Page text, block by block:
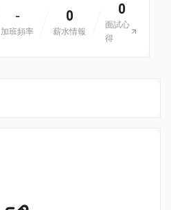
-
加班頻率
0
薪水情報
0
面試心
得